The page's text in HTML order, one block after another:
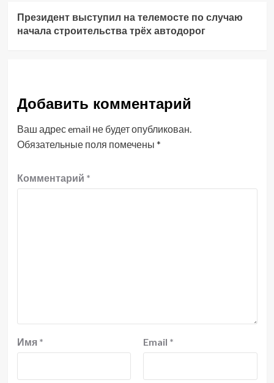
Президент выступил на телемосте по случаю
начала строительства трёх автодорог
Добавить комментарий
Ваш адрес email не будет опубликован.
Обязательные поля помечены *
Комментарий *
Имя * Email *